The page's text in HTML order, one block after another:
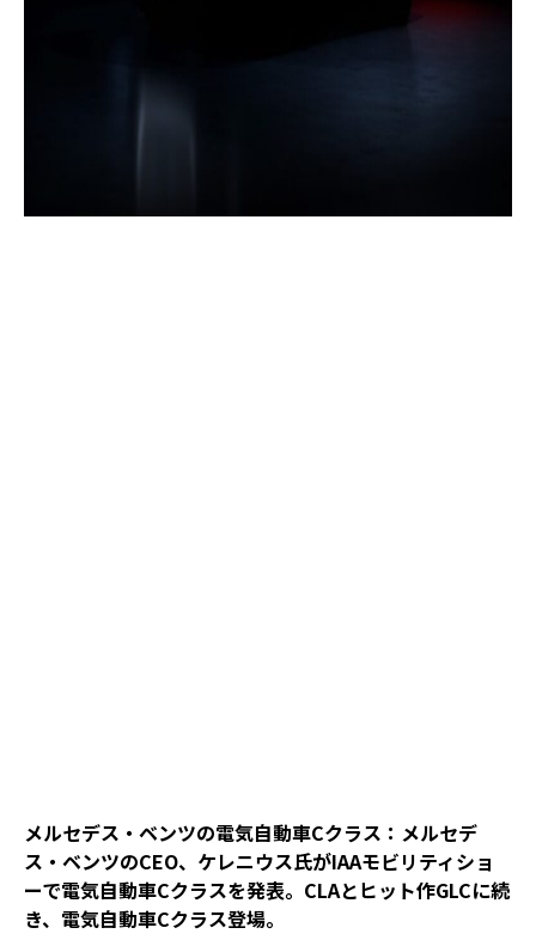
メルセデス・ベンツの電気自動車Cクラス：メルセデ
ス・ベンツのCEO、ケレニウス氏がIAAモビリティショ
ーで電気自動車Cクラスを発表。CLAとヒット作GLCに続
き、電気自動車Cクラス登場。